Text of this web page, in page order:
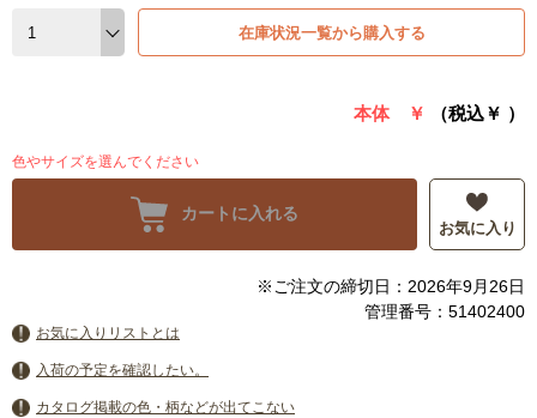
在庫状況一覧から購入する
本体 ￥ （税込￥ ）
色やサイズを選んでください
カートに入れる
お気に入り
※ご注文の締切日：2026年9月26日
管理番号：51402400
お気に入りリストとは
入荷の予定を確認したい。
カタログ掲載の色・柄などが出てこない